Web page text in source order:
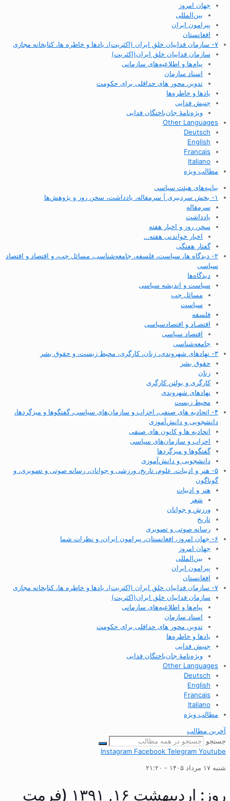
جهان امروز
بین‌المللی
پیرامون ایران
افغانستان
۷- سازمان فداییان خلق ایران (اکثریت)، یادها و خاطره ها، کتابخانه مجازی
سازمان فداییان خلق ایران(اکثریت)
پیام‌ها و اطلاعیه‌های سازمانی
اسناد سازمان
تدوین محور های حداقلی برای حکومت
یادها و خاطره‌ها
جنبش فدایی
ویژه‌نامهٔ جان‌باختگان فدایی
Other Languages
Deutsch
English
Francais
Italiano
مطالب ویژه
بیانیه‌های هیئت سیاسی
۱- بخش سردبیری | سرمقاله، یادداشت، سخن روز و پژوهش‌ها
سرمقاله
یادداشت
سخن روز و اخبار هفته
اخبار خواندنی هفته…
گفتار هفتگی
۲- دیدگاه ها، سیاست، فلسفه، جامعه‌شناسی، مسائل چپ، و اقتصاد و اقتصاد
سیاسی
دیدگاه‌ها
سیاست و اندیشه سیاسی
مسائل چپ
سیاست
فلسفه
اقتصـاد و اقتصاد‌سیاسی
اقتصاد سیاسی
جامعه‌شناسی
۳- نهادهای شهروندی، زنان، کارگری، محیط زیست، و حقوق بشر
حقوق بشر
زنان
کارگری و بولتن کارگری
نهادهای شهروندی
محیط زیست
۴- اتحادیه های صنفی، احزاب و سازمان‌های سیاسی، گفتگوها و میزگردها،
دانشجویی و دانش‌آموزی
اتحادیه ها و کانون های صنفی
احزاب و سازمان‌های سیاسی
گفتگوها و میزگردها
دانشجویی و دانش‌آموزی
۵- هنر و ادبیات، علوم، تاریخ، ورزشی و جوانان، رسانه صوتی و تصویری، و
گوناگون
هنر و ادبیات
شعر
ورزش و جوانان
تاریخ
رسانه صوتی و تصویری
۶- جهان امروز، افغانستان، پیرامون ایران، و نظرات شما
جهان امروز
بین‌المللی
پیرامون ایران
افغانستان
۷- سازمان فداییان خلق ایران (اکثریت)، یادها و خاطره ها، کتابخانه مجازی
سازمان فداییان خلق ایران(اکثریت)
پیام‌ها و اطلاعیه‌های سازمانی
اسناد سازمان
تدوین محور های حداقلی برای حکومت
یادها و خاطره‌ها
جنبش فدایی
ویژه‌نامهٔ جان‌باختگان فدایی
Other Languages
Deutsch
English
Francais
Italiano
مطالب ویژه
آخرین مطالب
جستجو
Instagram Facebook Telegram Youtube
شنبه ۱۷ مرداد ۱۴۰۵ - ۲۱:۲۰
روز: اردیبهشت ۱۶, ۱۳۹۱ (فرمت